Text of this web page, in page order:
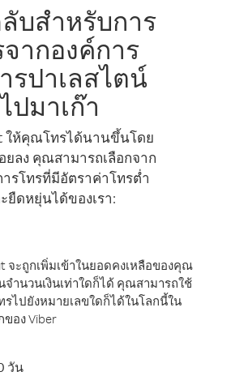
บสำหรับการ
ากองค์การ
รปาเลสไตน์
ไปมาเก๊า
ให้คุณโทรได้นานขึ้นโดย
ยลง คุณสามารถเลือกจาก
ารโทรที่มีอัตราค่าโทรต่ำ
ยืดหยุ่นได้ของเรา:
จะถูกเพิ่มเข้าในยอดคงเหลือของคุณ
ำนวนเงินเท่าใดก็ได้ คุณสามารถใช้
ไปยังหมายเลขใดก็ได้ในโลกนี้ใน
อง Viber
วัน